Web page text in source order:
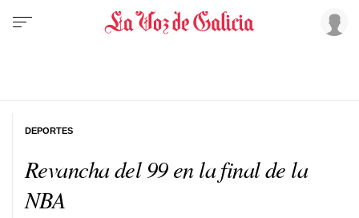
Revancha del 99 en la final de la
NBA
DEPORTES